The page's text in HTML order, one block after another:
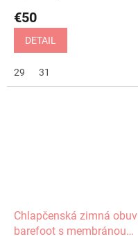
€50
DETAIL
29 31
Chlapčenská zimná obuv
barefoot s membránou